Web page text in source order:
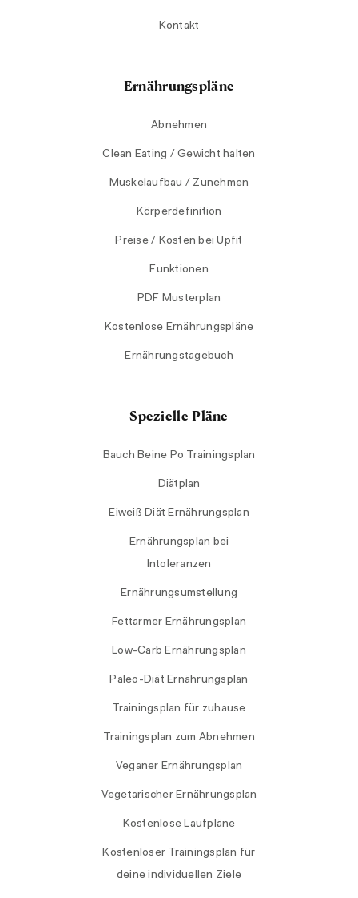
Kontakt
Ernährungspläne
Abnehmen
Clean Eating / Gewicht halten
Muskelaufbau / Zunehmen
Körperdefinition
Preise / Kosten bei Upfit
Funktionen
PDF Musterplan
Kostenlose Ernährungspläne
Ernährungstagebuch
Spezielle Pläne
Bauch Beine Po Trainingsplan
Diätplan
Eiweiß Diät Ernährungsplan
Ernährungsplan bei
Intoleranzen
Ernährungsumstellung
Fettarmer Ernährungsplan
Low-Carb Ernährungsplan
Paleo-Diät Ernährungsplan
Trainingsplan für zuhause
Trainingsplan zum Abnehmen
Veganer Ernährungsplan
Vegetarischer Ernährungsplan
Kostenlose Laufpläne
Kostenloser Trainingsplan für
deine individuellen Ziele